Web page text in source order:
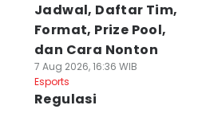
Jadwal, Daftar Tim,
Format, Prize Pool,
dan Cara Nonton
7 Aug 2026, 16:36 WIB
Esports
Regulasi